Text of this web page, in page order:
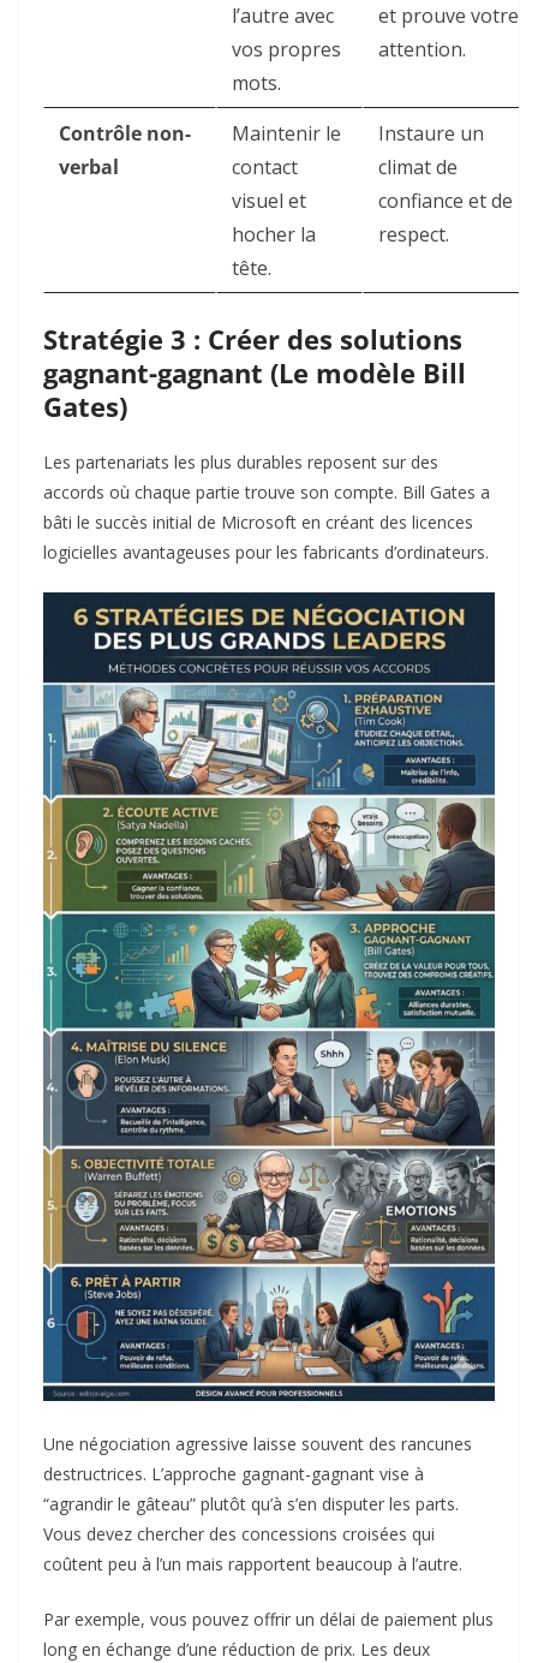
l’autre avec
vos propres
mots.
et prouve votre
attention.
Contrôle non-
verbal
Maintenir le
contact
visuel et
hocher la
tête.
Instaure un
climat de
confiance et de
respect.
Stratégie 3 : Créer des solutions
gagnant-gagnant (Le modèle Bill
Gates)
Les partenariats les plus durables reposent sur des
accords où chaque partie trouve son compte. Bill Gates a
bâti le succès initial de Microsoft en créant des licences
logicielles avantageuses pour les fabricants d’ordinateurs.
Une négociation agressive laisse souvent des rancunes
destructrices. L’approche gagnant-gagnant vise à
“agrandir le gâteau” plutôt qu’à s’en disputer les parts.
Vous devez chercher des concessions croisées qui
coûtent peu à l’un mais rapportent beaucoup à l’autre.
Par exemple, vous pouvez offrir un délai de paiement plus
long en échange d’une réduction de prix. Les deux